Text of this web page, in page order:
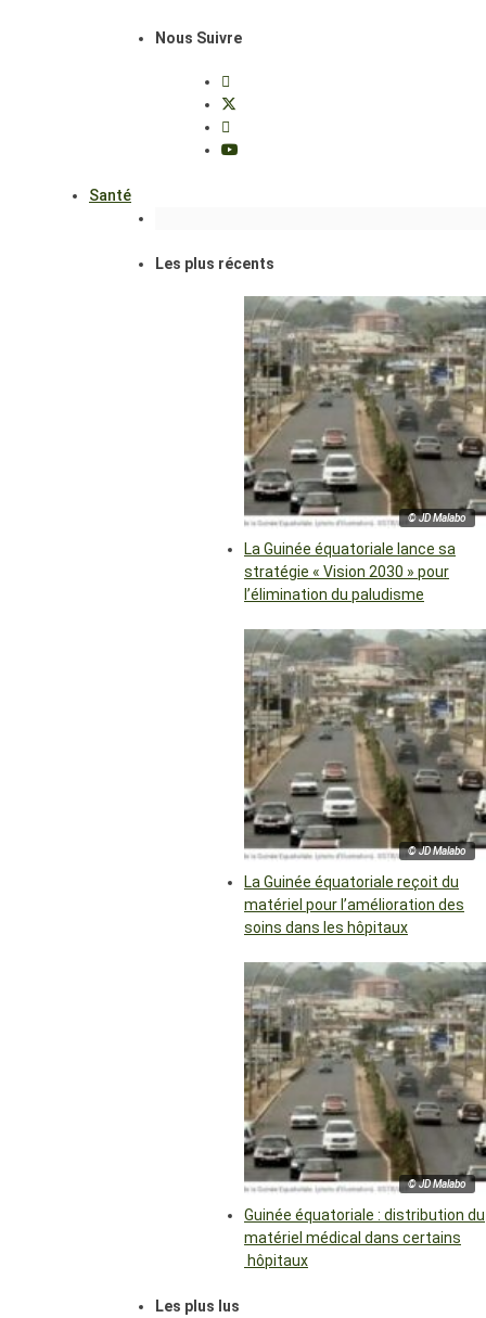
Nous Suivre
Santé
Les plus récents
© JD Malabo
La Guinée équatoriale lance sa
stratégie « Vision 2030 » pour
l’élimination du paludisme
© JD Malabo
La Guinée équatoriale reçoit du
matériel pour l’amélioration des
soins dans les hôpitaux
© JD Malabo
Guinée équatoriale : distribution du
matériel médical dans certains
hôpitaux
Les plus lus